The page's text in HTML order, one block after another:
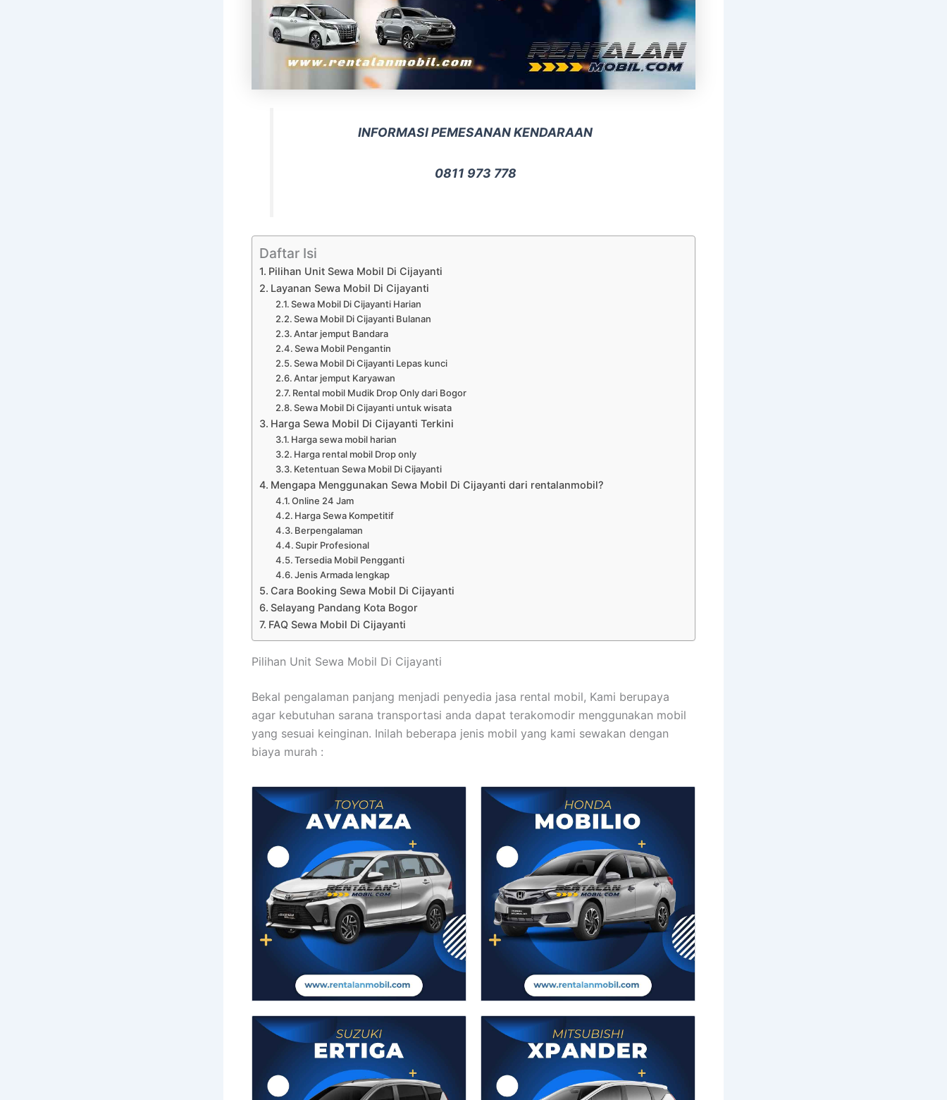
INFORMASI PEMESANAN KENDARAAN
0811 973 778
Daftar Isi
Pilihan Unit Sewa Mobil Di Cijayanti
Layanan Sewa Mobil Di Cijayanti
Sewa Mobil Di Cijayanti Harian
Sewa Mobil Di Cijayanti Bulanan
Antar jemput Bandara
Sewa Mobil Pengantin
Sewa Mobil Di Cijayanti Lepas kunci
Antar jemput Karyawan
Rental mobil Mudik Drop Only dari Bogor
Sewa Mobil Di Cijayanti untuk wisata
Harga Sewa Mobil Di Cijayanti Terkini
Harga sewa mobil harian
Harga rental mobil Drop only
Ketentuan Sewa Mobil Di Cijayanti
Mengapa Menggunakan Sewa Mobil Di Cijayanti dari rentalanmobil?
Online 24 Jam
Harga Sewa Kompetitif
Berpengalaman
Supir Profesional
Tersedia Mobil Pengganti
Jenis Armada lengkap
Cara Booking Sewa Mobil Di Cijayanti
Selayang Pandang Kota Bogor
FAQ Sewa Mobil Di Cijayanti
Pilihan Unit Sewa Mobil Di Cijayanti
Bekal pengalaman panjang menjadi penyedia jasa rental mobil, Kami berupaya
agar kebutuhan sarana transportasi anda dapat terakomodir menggunakan mobil
yang sesuai keinginan. Inilah beberapa jenis mobil yang kami sewakan dengan
biaya murah :